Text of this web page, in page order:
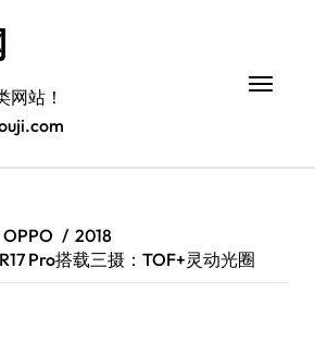
网站！
OPPO
2018
Pro搭载三摄：TOF+灵动光圈